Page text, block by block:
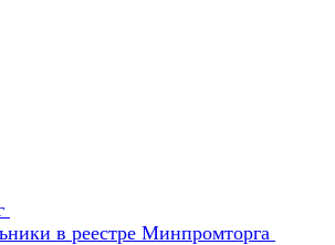
в реестре Минпромторга